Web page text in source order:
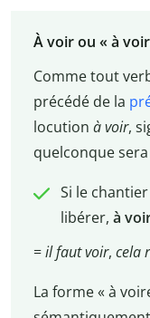
À voir ou « à
Comme tout
précédé de la
locution à voir,
quelconque
Si le
libérer, à
=il faut voir, cela
La forme « à